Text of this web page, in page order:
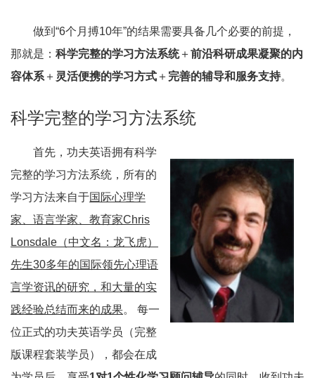
做到“6个月搏10年”的结果需要具备几个必要的前提，
那就是： 科学完整的学习方法系统＋前沿科研成果凝聚的内
容体系 ＋ 灵活便携的学习方式 ＋ 完善的辅导和服务支持。
科学完整的学习方法系统
首先，功夫英语拥有科学
完整的学习方法系统，所有的
学习方法来自于国际心理学
家、语言学家、教育家Chris
Lonsdale（中文名：龙飞虎）
先生30多年的国际领先心理语
言学资讯的研究，和大量的实
践经验总结而来的成果。 每一
位正式的功夫英语学员（完整
版课程套装学员），都会在成